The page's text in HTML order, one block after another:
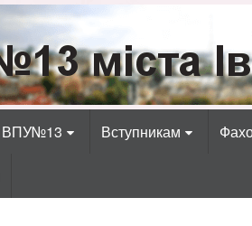
ВПУ№13 Вступникам